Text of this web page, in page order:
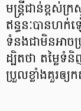
មន្ត្រីជាន់ខ្ពស់ក្
ឥន្ធនៈបានហក់
ទំនងជាមិនអាច
ដ្បិតថា តម្លៃទំនិ
ប្រួលខ្លាំងគួរឲ្